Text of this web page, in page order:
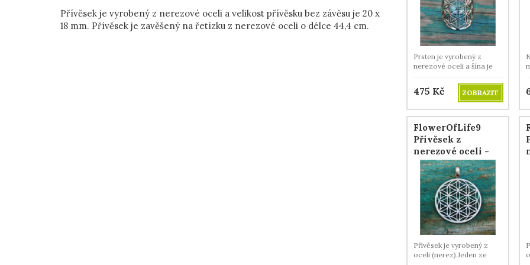
Přívěsek je vyrobený z nerezové oceli a velikost přívěsku bez závěsu je 20 x
18 mm. Přívěsek je zavěšený na řetízku z nerezové oceli o délce 44,4 cm.
Prsten je vyrobený z
nerezové oceli a šína je
- 20 mm.
475 Kč ZOBRAZIT
FlowerOfLife9
Přívěsek z
nerezové oceli -
Květ života
sedmikruhový, 19
mm
Přívěsek je vyrobený z
oceli (nerez).Jeden ze